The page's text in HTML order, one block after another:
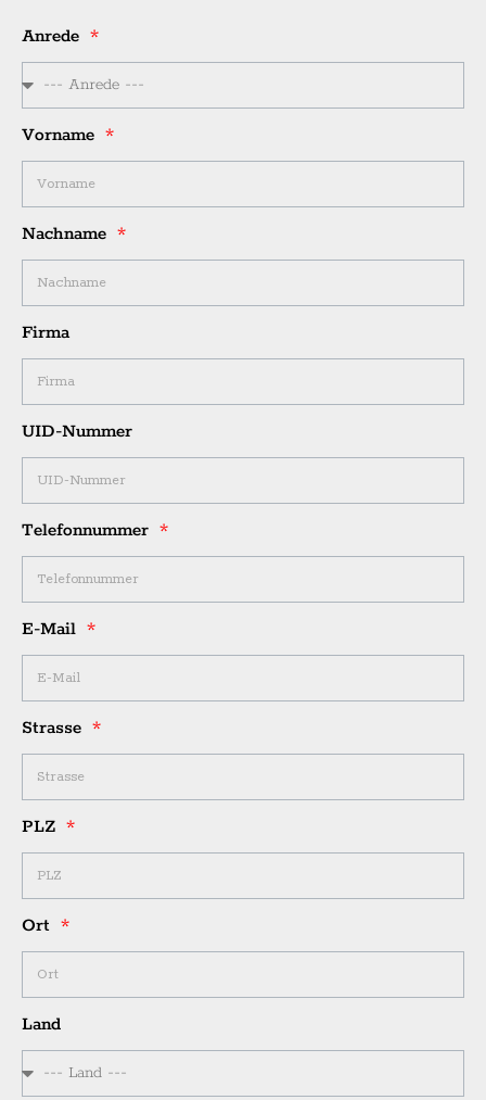
Anrede
Vorname
Nachname
Firma
UID-Nummer
Telefonnummer
E-Mail
Strasse
PLZ
Ort
Land